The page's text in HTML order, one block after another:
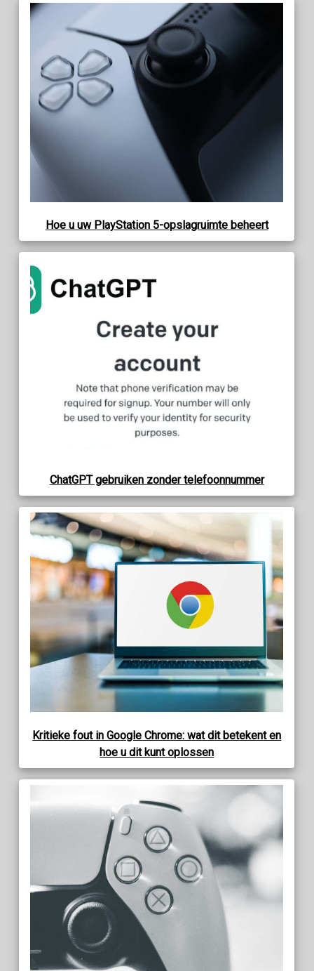
Hoe u uw PlayStation 5-opslagruimte beheert
ChatGPT gebruiken zonder telefoonnummer
Kritieke fout in Google Chrome: wat dit betekent en
hoe u dit kunt oplossen